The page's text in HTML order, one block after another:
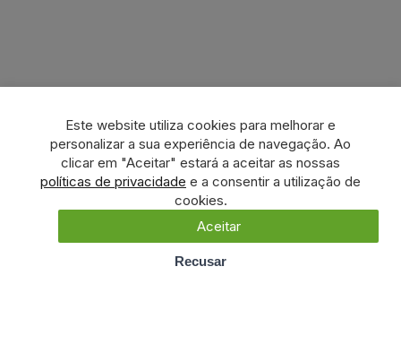
Este website utiliza cookies para melhorar e
personalizar a sua experiência de navegação. Ao
clicar em "Aceitar" estará a aceitar as nossas
políticas de privacidade e a consentir a utilização de
cookies.
Aceitar
Recusar